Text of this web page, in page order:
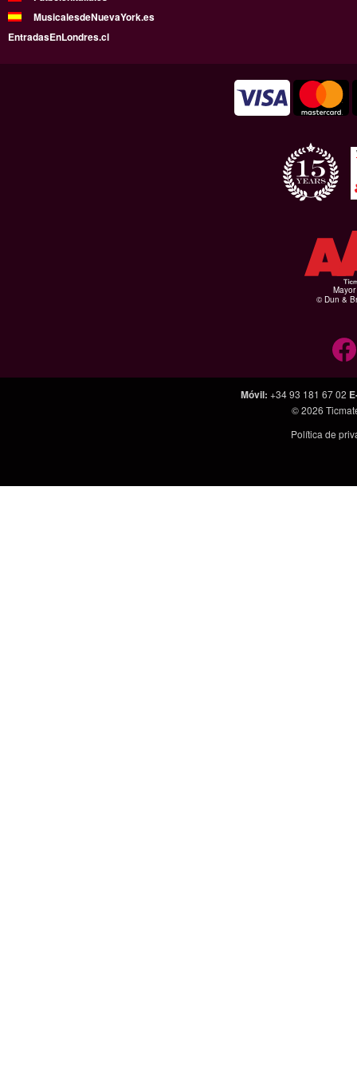
MusicalesdeNuevaYork.es
EntradasEnLondres.cl
© Dun &
Móvil: +34 93 181 67 02
© 2026
Política de